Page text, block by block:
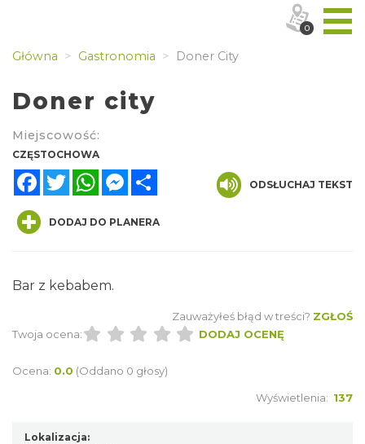
Główna Gastronomia Doner City
Doner city
Miejscowość:
CZĘSTOCHOWA
FacebookTwitterWhatsAppMessenger
ODSŁUCHAJ TEKST
DODAJ DO PLANERA
Bar z kebabem.
Zauważyłeś błąd w treści? ZGŁOŚ
Twoja ocena:
DODAJ OCENĘ
Ocena: 0.0 (Oddano 0 głosy)
Wyświetlenia: 137
Lokalizacja:
0